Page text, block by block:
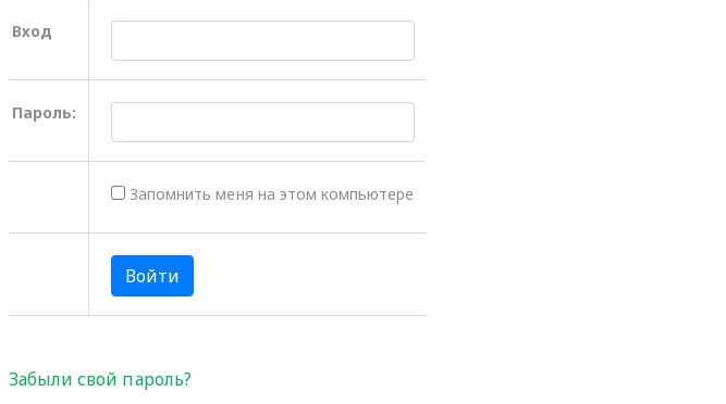
Вход
Пароль:
Запомнить меня на этом компьютере
Забыли свой пароль?